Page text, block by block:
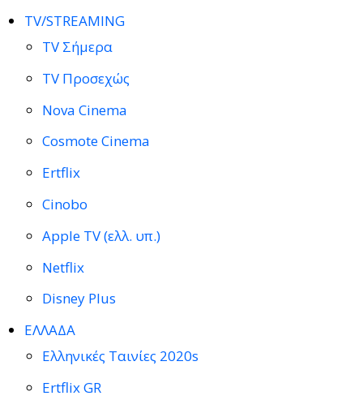
TV/STREAMING
TV Σήμερα
TV Προσεχώς
Nova Cinema
Cosmote Cinema
Ertflix
Cinobo
Apple TV (ελλ. υπ.)
Netflix
Disney Plus
ΕΛΛΑΔΑ
Ελληνικές Ταινίες 2020s
Ertflix GR